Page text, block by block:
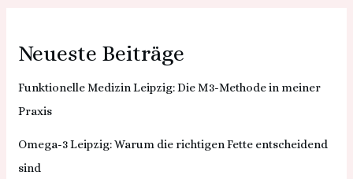
Neueste Beiträge
Funktionelle Medizin Leipzig: Die M3-Methode in meiner
Praxis
Omega-3 Leipzig: Warum die richtigen Fette entscheidend
sind